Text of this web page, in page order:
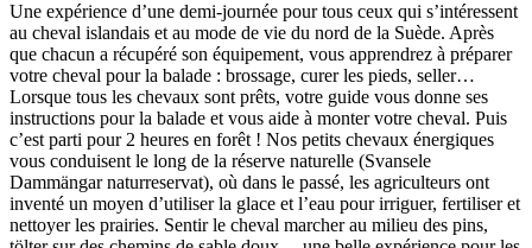
Une expérience d’une demi-journée pour tous ceux qui s’intéressent
au cheval islandais et au mode de vie du nord de la Suède. Après
que chacun a récupéré son équipement, vous apprendrez à préparer
votre cheval pour la balade : brossage, curer les pieds, seller…
Lorsque tous les chevaux sont prêts, votre guide vous donne ses
instructions pour la balade et vous aide à monter votre cheval. Puis
c’est parti pour 2 heures en forêt ! Nos petits chevaux énergiques
vous conduisent le long de la réserve naturelle (Svansele
Dammängar naturreservat), où dans le passé, les agriculteurs ont
inventé un moyen d’utiliser la glace et l’eau pour irriguer, fertiliser et
nettoyer les prairies. Sentir le cheval marcher au milieu des pins,